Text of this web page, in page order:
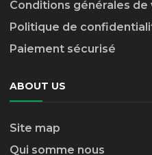
Conditions générales de
Politique de
Paiement sécurisé
ABOUT US
Site map
Qui somme nous